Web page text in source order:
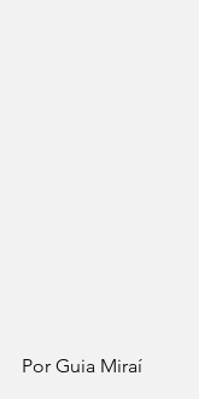
Por Guia Miraí